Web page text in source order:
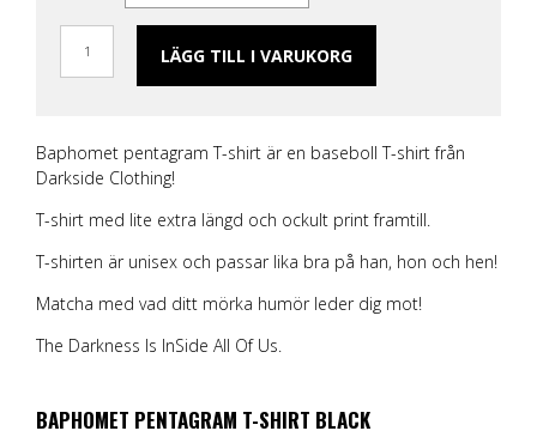
LÄGG TILL I VARUKORG
Baphomet pentagram T-shirt är en baseboll T-shirt från
Darkside Clothing!
T-shirt med lite extra längd och ockult print framtill.
T-shirten är unisex och passar lika bra på han, hon och hen!
Matcha med vad ditt mörka humör leder dig mot!
The Darkness Is InSide All Of Us.
BAPHOMET PENTAGRAM T-SHIRT BLACK